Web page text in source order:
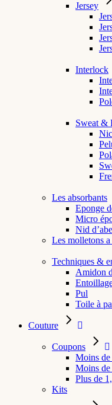
Jersey
Interlock
Sweat &
Les absorbants
Eponge
Micro
Nid
Les molletons
Techniques &
Amidon
Pul
Toile à
Couture
Coupons
Moins
Moins
Plus de
Kits